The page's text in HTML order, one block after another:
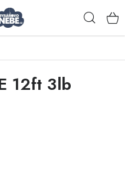
12ft 3lb